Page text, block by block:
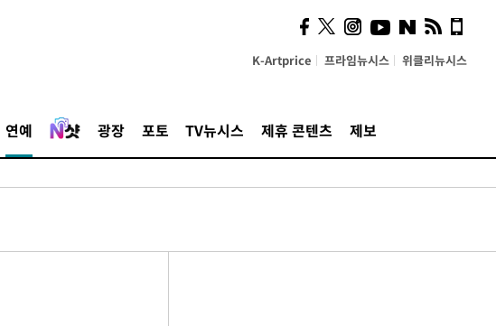
K-Artprice 프라임뉴시스 위클리뉴시스
연예 광장 포토 TV뉴시스 제휴 콘텐츠 제보
의견, 국토부·LH에 충실히
전달할 것"